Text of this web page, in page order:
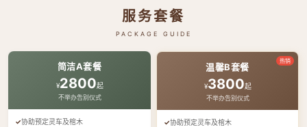
服务套餐
PACKAGE GUIDE
简洁A套餐
¥2800起
不举办告别仪式
协助预定灵车及棺木
热销
温馨B套餐
¥3800起
不举办告别仪式
协助预定灵车及棺木